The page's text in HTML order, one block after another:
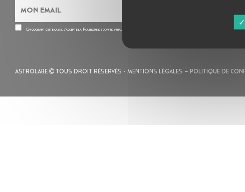
En cochant cette case, j’accepte la Politique de confidentialité
ASTROLABE TOUS DROIT RÉSERVÉS - MENTIONS LÉGALES – POLITIQUE DE